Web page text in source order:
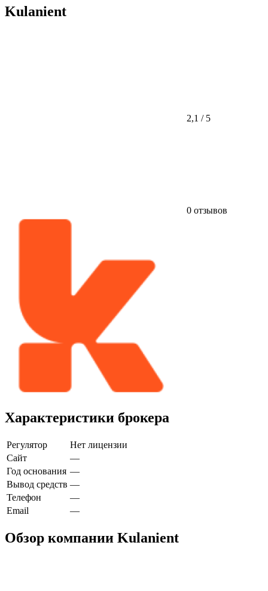
Kulanient
2,1 / 5
0 отзывов
Характеристики брокера
Регулятор
Нет лицензии
Сайт
—
Год основания —
Вывод средств —
Телефон
—
Email
—
Обзор компании Kulanient